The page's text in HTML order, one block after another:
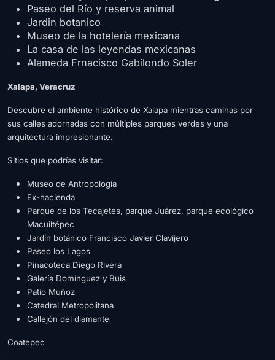
Paseo del Río y reserva animal
Jardin botanico
Museo de la hotelería mexicana
La casa de las leyendas mexicanas
Alameda Frnacisco Gabilondo Soler
Xalapa, Veracruz
Descubre el ambiente histórico de Xalapa mientras caminas por
sus calles adornadas con múltiples parques verdes y una
arquitectura impresionante.
Sitios que podrías visitar:
Museo de Antropología
Ex-hacienda
Parque de los Tecajetes, parque Juárez, parque ecológico
Macuiltépec
Jardín botánico Francisco Javier Clavijero
Paseo los Lagos
Pinacoteca Diego Rivera
Galería Domínguez y Buis
Patio Muñoz
Catedral Metropolitana
Callejón del diamante
Coatepec